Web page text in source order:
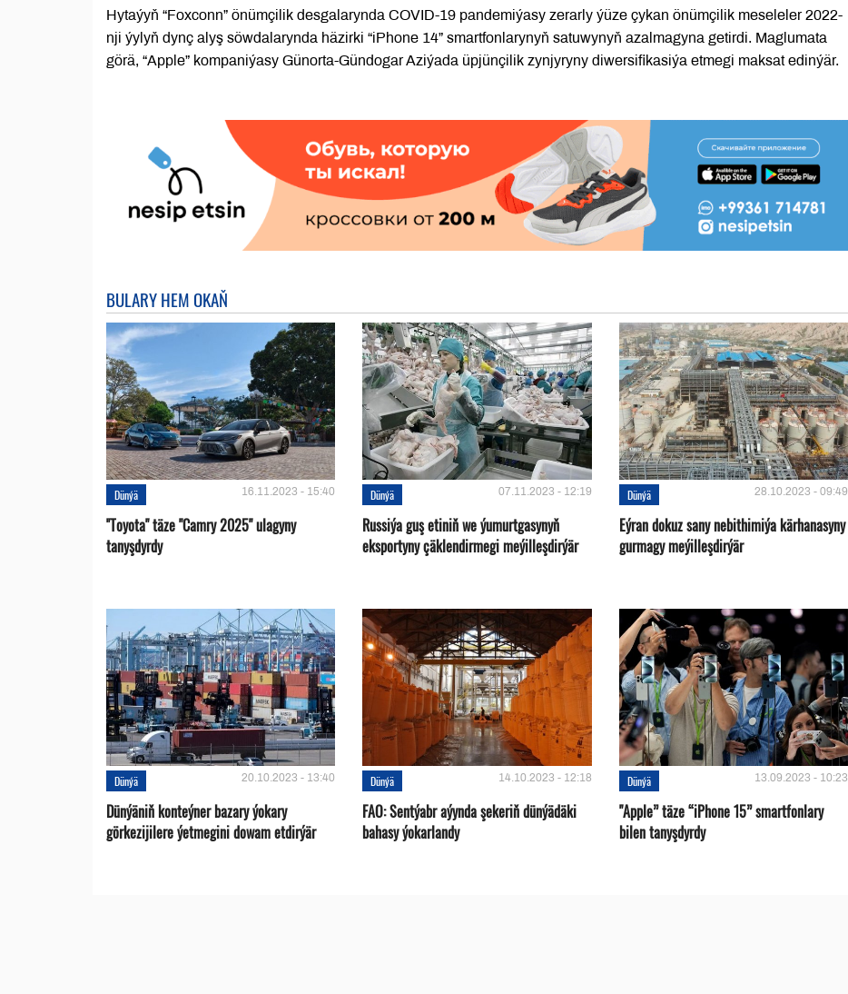
Hytaýyň “Foxconn” önümçilik desgalarynda COVID-19 pandemiýasy zerarly ýüze çykan önümçilik meseleler 2022-
nji ýylyň dynç alyş söwdalarynda häzirki “iPhone 14” smartfonlarynyň satuwynyň azalmagyna getirdi. Maglumata
görä, “Apple” kompaniýasy Günorta-Gündogar Aziýada üpjünçilik zynjyryny diwersifikasiýa etmegi maksat edinýär.
BULARY HEM OKAŇ
Dünýä 16.11.2023 - 15:40
''Toyota" täze "Camry 2025" ulagyny
tanyşdyrdy
Dünýä 07.11.2023 - 12:19
Russiýa guş etiniň we ýumurtgasynyň
eksportyny çäklendirmegi meýilleşdirýär
Dünýä 28.10.2023 - 09:49
Eýran dokuz sany nebithimiýa kärhanasyny
gurmagy meýilleşdirýär
Dünýä 20.10.2023 - 13:40
Dünýäniň konteýner bazary ýokary
görkezijilere ýetmegini dowam etdirýär
Dünýä 14.10.2023 - 12:18
FAO: Sentýabr aýynda şekeriň dünýädäki
bahasy ýokarlandy
Dünýä 13.09.2023 - 10:23
"Apple” täze “iPhone 15” smartfonlary
bilen tanyşdyrdy